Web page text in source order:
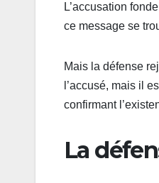
L’accusation
ce message se
Mais la défense
l’accusé, mais il
confirmant
La